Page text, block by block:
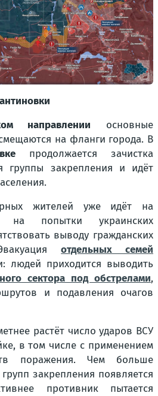
направлении основные
на фланги города. В
продолжается зачистка
группы закрепления и идёт
жителей уже идёт на
на попытки украинских
выводу гражданских
отдельных семей
людей приходится выводить
сектора под обстрелами,
и подавления очагов
растёт число ударов ВСУ
в том числе с применением
поражения. Чем больше
закрепления появляется
противник пытается